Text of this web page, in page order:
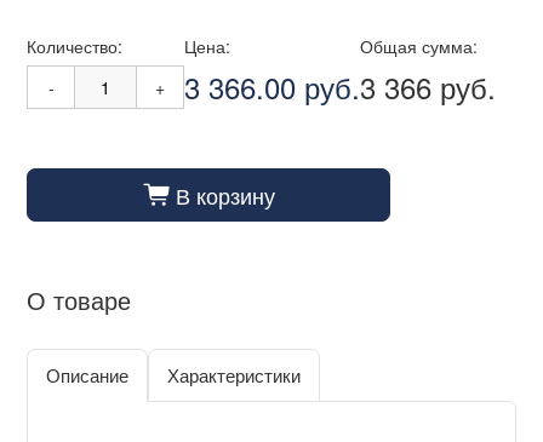
Количество:
-
+
Цена:
3 366.00 руб.
Общая сумма:
3 366 руб.
cart_fill В корзину
О товаре
Описание Характеристики